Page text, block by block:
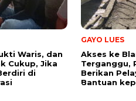
Waris, dan
Cukup, Jika
di
GAYO LUES
Akses ke
Terganggu,
Berikan
Bantuan